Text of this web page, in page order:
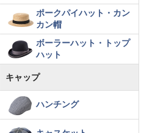
ポークパイハット・カン
カン帽
ボーラーハット・トップ
ハット
キャップ
ハンチング